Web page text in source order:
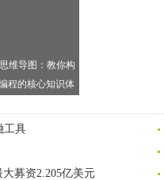
维导图：教你构
程的核心知识体
工具
募资2.205亿美元